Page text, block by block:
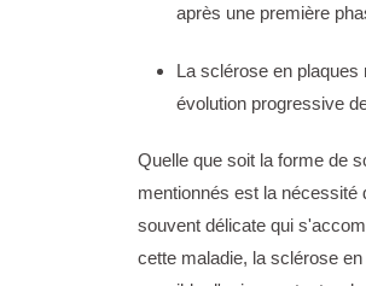
après une première
La sclérose en plaques
évolution progressive
Quelle que soit la forme de
mentionnés est la nécessité
souvent délicate qui
cette maladie, la sclérose